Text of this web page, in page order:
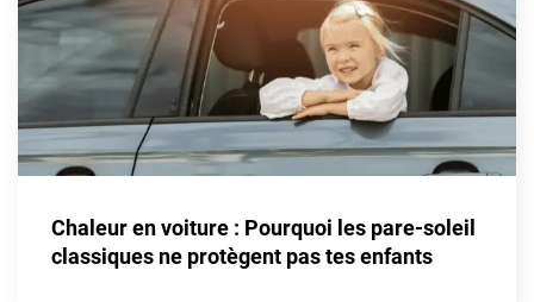
Alfa Romeo
Aston Martin
Chaleur en voiture : Pourquoi les pare-soleil
classiques ne protègent pas tes enfants